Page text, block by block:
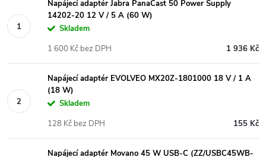
Napájecí adaptér Jabra PanaCast 50 Power Supply
14202-20 12 V / 5 A (60 W)
Skladem
1 936 Kč
1 600 Kč bez DPH
Napájecí adaptér EVOLVEO MX20Z-1801000 18 V / 1 A
(18 W)
Skladem
155 Kč
128 Kč bez DPH
Napájecí adaptér Movano 45 W USB-C (ZZ/USBC45WB-